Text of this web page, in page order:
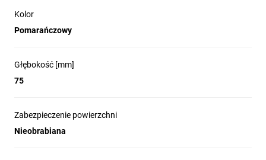
Kolor
Pomarańczowy
Głębokość [mm]
75
Zabezpieczenie powierzchni
Nieobrabiana